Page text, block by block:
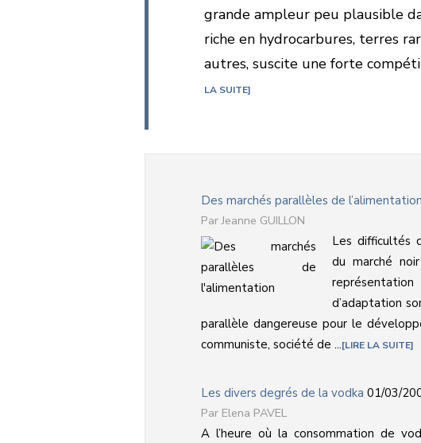
grande ampleur peu plausible
riche en hydrocarbures, terres
autres, suscite une forte
LA SUITE
Des marchés parallèles de l’alimentation
Jeanne GUILLON
Les difficultés
du marché
d’adaptation
parallèle dangereuse pour le
communiste, société de ... LIRE LA SUITE
Les divers degrés de la vodka 01/03/
Elena PAVEL
A l’heure où la consommation de